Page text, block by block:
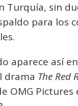
Turquía, sin
para los
aparece así
drama The Red
OMG